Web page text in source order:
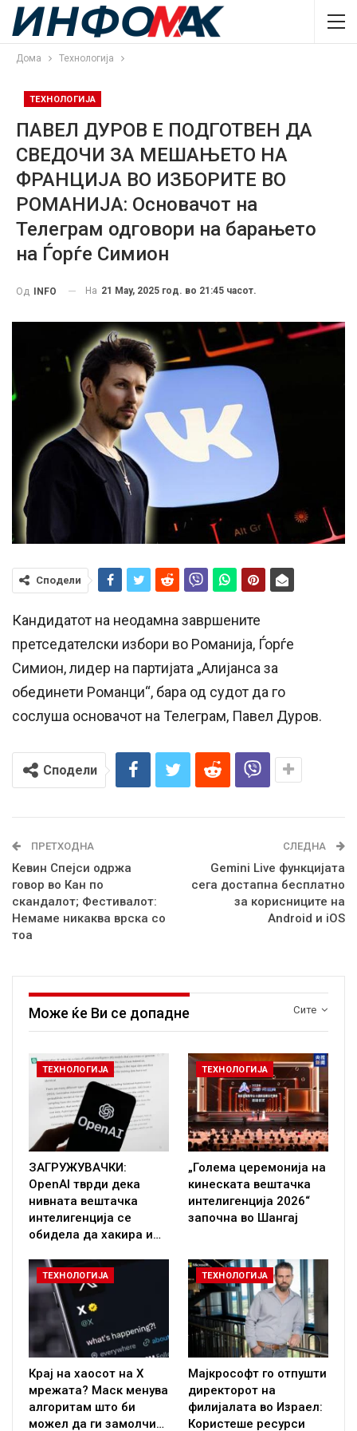
Дома Технологија
ТЕХНОЛОГИЈА
ПАВЕЛ ДУРОВ Е ПОДГОТВЕН ДА
СВЕДОЧИ ЗА МЕШАЊЕТО НА
ФРАНЦИЈА ВО ИЗБОРИТЕ ВО
РОМАНИЈА: Основачот на
Телеграм одговори на барањето
на Ѓорѓе Симион
Од INFO На 21 May, 2025 год. во 21:45 часот.
Сподели
Кандидатот на неодамна завршените
претседателски избори во Романија, Ѓорѓе
Симион, лидер на партијата „Алијанса за
обединети Романци“, бара од судот да го
сослуша основачот на Телеграм, Павел Дуров.
Сподели
ПРЕТХОДНА
Кевин Спејси одржа
говор во Кан по
скандалот; Фестивалот:
Немаме никаква врска со
тоа
СЛЕДНА
Gemini Live функцијата
сега достапна бесплатно
за корисниците на
Android и iOS
Сите
Може ќе Ви се допадне
ТЕХНОЛОГИЈА
ЗАГРУЖУВАЧКИ:
OpenAI тврди дека
нивната вештачка
интелигенција се
обидела да хакира и…
ТЕХНОЛОГИЈА
„Голема церемонија на
кинеската вештачка
интелигенција 2026“
започна во Шангај
ТЕХНОЛОГИЈА
Крај на хаосот на X
мрежата? Маск менува
алгоритам што би
можел да ги замолчи…
ТЕХНОЛОГИЈА
Мајкрософт го отпушти
директорот на
филијалата во Израел:
Користеше ресурси